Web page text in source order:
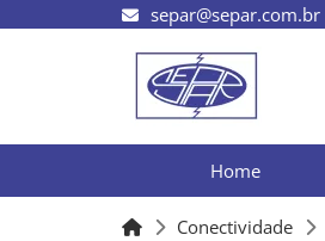
separ@separ.com.br
Home
Conectividade